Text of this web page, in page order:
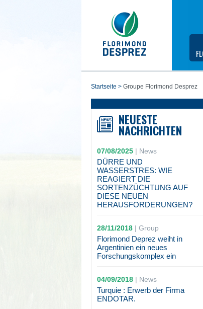
startseite > Groupe Florimond Desprez
NEUESTE
NACHRICHTEN
07/08/2025| News
DÜRRE UND
WASSERSTRES: WIE
REAGIERT DIE
SORTENZÜCHTUNG AUF
DIESE NEUEN
HERAUSFORDERUNGEN?
28/11/2018| Group
Florimond Deprez weiht in
Argentinien ein neues
Forschungskomplex ein
04/09/2018| News
Turquie : Erwerb der Firma
ENDOTAR.